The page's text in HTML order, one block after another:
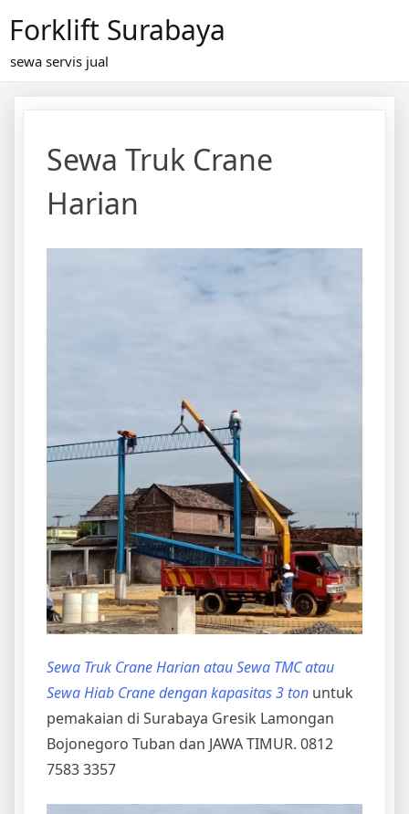
Forklift Surabaya
sewa servis jual
Sewa Truk Crane
Harian
Sewa Truk Crane Harian atau Sewa TMC atau
Sewa Hiab Crane dengan kapasitas 3 ton untuk
pemakaian di Surabaya Gresik Lamongan
Bojonegoro Tuban dan JAWA TIMUR. 0812
7583 3357